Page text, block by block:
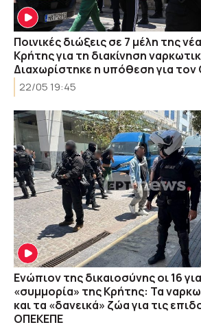
Ποινικές διώξεις σε 7 μέλη της
Κρήτης για τη διακίνηση
Διαχωρίστηκε η υπόθεση για
22/05 19:45
Ενώπιον της δικαιοσύνης οι 16
«συμμορία» της Κρήτης: Τα
και τα «δανεικά» ζώα για τις
ΟΠΕΚΕΠΕ